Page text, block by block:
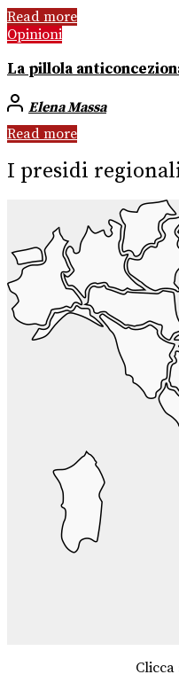
Read more
Opinioni
La pillola
Elena Massa
Read more
I presidi